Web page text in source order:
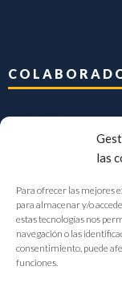
las
Para ofrecer las mejores
para almacenar y/o
estas tecnologías nos
navegación o las
consentimiento, puede
funciones.